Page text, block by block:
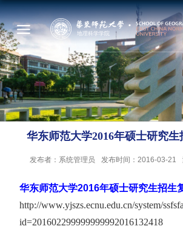
华东师范大学2016年硕士研究
发布者：系统管理员 发布时间：2016-03-21
华东师范大学2016年硕士研究生招生
http://www.yjszs.ecnu.edu.cn/system/
id=201602299999999992016132418